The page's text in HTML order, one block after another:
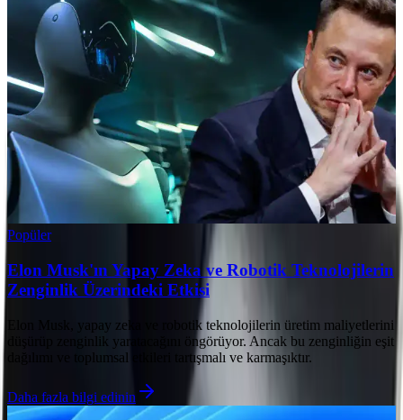
Popüler
Elon Musk'ın Yapay Zeka ve Robotik Teknolojilerin
Zenginlik Üzerindeki Etkisi
Elon Musk, yapay zeka ve robotik teknolojilerin üretim maliyetlerini
düşürüp zenginlik yaratacağını öngörüyor. Ancak bu zenginliğin eşit
dağılımı ve toplumsal etkileri tartışmalı ve karmaşıktır.
Daha fazla bilgi edinin